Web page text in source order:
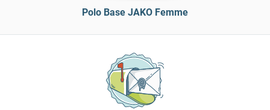
Polo Base JAKO Femme